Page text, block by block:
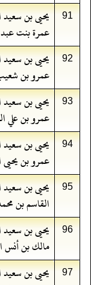
91 يحيى بن
عمرة بنت عبد
92 يحيى بن
عمرو بن شعيب
93 يحيى بن
عمرو بن علي
94 يحيى بن
عمرو بن يحيى
95 يحيى بن
القاسم بن
96 يحيى بن
مالك بن أنس
97 يحيى بن